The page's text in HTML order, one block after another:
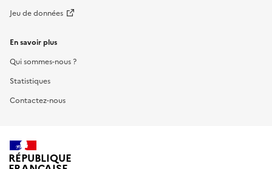
Jeu de données
En savoir plus
Qui sommes-nous ?
Statistiques
Contactez-nous
RÉPUBLIQUE